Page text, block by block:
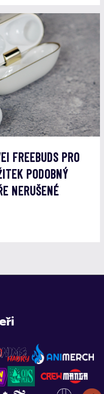
FREEBUDS PRO
PODOBNÝ
NERUŠENÉ